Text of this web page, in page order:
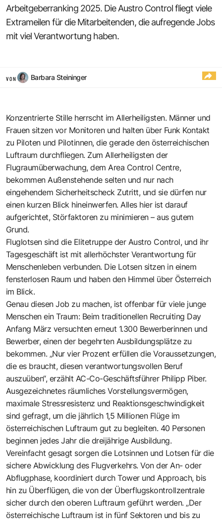
Arbeitgeberranking 2025. Die Austro Control fliegt viele
Extrameilen für die Mitarbeitenden, die aufregende Jobs
mit viel Verantwortung haben.
VON Barbara Steininger
Konzentrierte Stille herrscht im Allerheiligsten. Männer und
Frauen sitzen vor Monitoren und halten über Funk Kontakt
zu Piloten und Pilotinnen, die gerade den österreichischen
Luftraum durchfliegen. Zum Allerheiligsten der
Flugraumüberwachung, dem Area Control Centre,
bekommen Außenstehende selten und nur nach
eingehendem Sicherheitscheck Zutritt, und sie dürfen nur
einen kurzen Blick hineinwerfen. Alles hier ist darauf
aufgerichtet, Störfaktoren zu minimieren – aus gutem
Grund.
Fluglotsen sind die Elitetruppe der Austro Control, und ihr
Tagesgeschäft ist mit allerhöchster Verantwortung für
Menschenleben verbunden. Die Lotsen sitzen in einem
fensterlosen Raum und haben den Himmel über Österreich
im Blick.
Genau diesen Job zu machen, ist offenbar für viele junge
Menschen ein Traum: Beim traditionellen Recruiting Day
Anfang März versuchten erneut 1.300 Bewerberinnen und
Bewerber, einen der begehrten Ausbildungsplätze zu
bekommen. „Nur vier Prozent erfüllen die Voraussetzungen,
die es braucht, diesen verantwortungsvollen Beruf
auszuüben“, erzählt AC-Co-Geschäftsführer Philipp Piber.
Ausgezeichnetes räumliches Vorstellungsvermögen,
maximale Stressresistenz und Reaktionsgeschwindigkeit
sind gefragt, um die jährlich 1,5 Millionen Flüge im
österreichischen Luftraum gut zu begleiten. 40 Personen
beginnen jedes Jahr die dreijährige Ausbildung.
Vereinfacht gesagt sorgen die Lotsinnen und Lotsen für die
sichere Abwicklung des Flugverkehrs. Von der An- oder
Abflugphase, koordiniert durch Tower und Approach, bis
hin zu Überflügen, die von der Überflugskontrollzentrale
sicher durch den oberen Luftraum geführt werden. „Der
österreichische Luftraum ist in fünf Sektoren und bis zu